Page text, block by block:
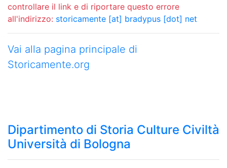
controllare il link e di riportare questo errore
all'indirizzo: storicamente [at] bradypus [dot] net
Vai alla pagina principale di
Storicamente.org
Dipartimento di Storia Culture Civiltà
Università di Bologna